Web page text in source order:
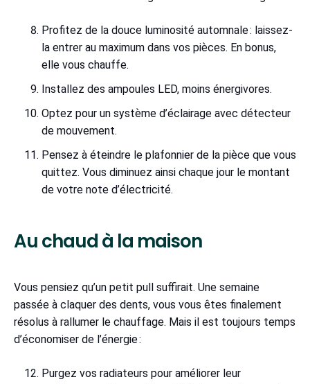
Profitez de la douce luminosité automnale : laissez-
la entrer au maximum dans vos pièces. En bonus,
elle vous chauffe.
Installez des ampoules LED, moins énergivores.
Optez pour un système d’éclairage avec détecteur
de mouvement.
Pensez à éteindre le plafonnier de la pièce que vous
quittez. Vous diminuez ainsi chaque jour le montant
de votre note d’électricité.
Au chaud à la maison
Vous pensiez qu’un petit pull suffirait. Une semaine
passée à claquer des dents, vous vous êtes finalement
résolus à rallumer le chauffage. Mais il est toujours temps
d’économiser de l’énergie :
Purgez vos radiateurs pour améliorer leur